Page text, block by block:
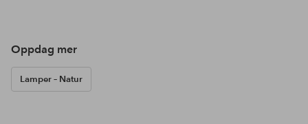
Oppdag mer
Lamper – Natur